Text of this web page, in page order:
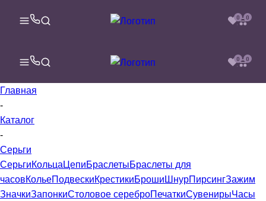
0 0
0 0
Главная
-
Каталог
-
Серьги
СерьгиКольца ЦепиБраслетыБраслеты для
часовКольеПодвескиКрестикиБроши ШнурПирсингЗажим
ЗначкиЗапонкиСтоловое сереброПечаткиСувенирыЧасы